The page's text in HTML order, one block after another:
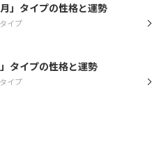
」タイプの性格と運勢
イプ
タイプの性格と運勢
イプ